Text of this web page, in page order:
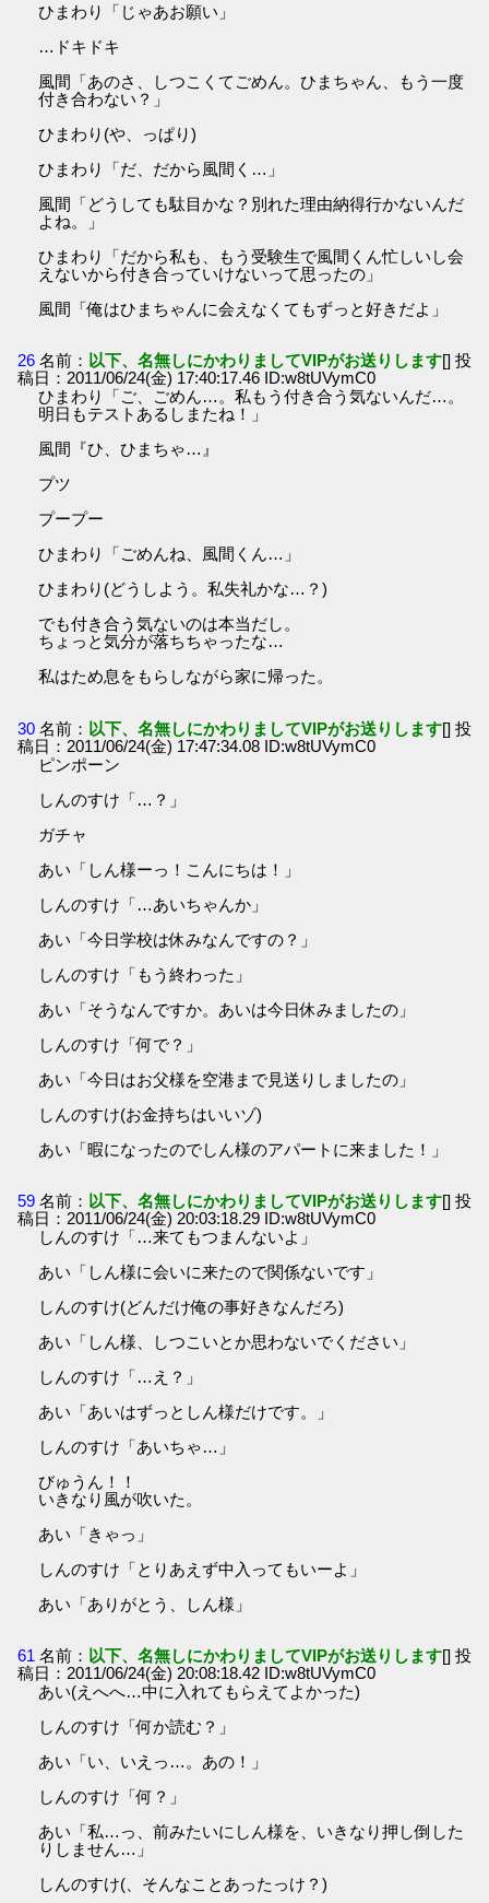
ひまわり「じゃあお願い」
…ドキドキ
風間「あのさ、しつこくてごめん。ひまちゃん、もう一度
付き合わない？」
ひまわり(や、っぱり)
ひまわり「だ、だから風間く…」
風間「どうしても駄目かな？別れた理由納得行かないんだ
よね。」
ひまわり「だから私も、もう受験生で風間くん忙しいし会
えないから付き合っていけないって思ったの」
風間「俺はひまちゃんに会えなくてもずっと好きだよ」
26 名前： 以下、名無しにかわりましてVIPがお送りします[] 投
稿日：2011/06/24(金) 17:40:17.46 ID:w8tUVymC0
ひまわり「ご、ごめん…。私もう付き合う気ないんだ…。
明日もテストあるしまたね！」
風間『ひ、ひまちゃ…』
プツ
プープー
ひまわり「ごめんね、風間くん…」
ひまわり(どうしよう。私失礼かな…？)
でも付き合う気ないのは本当だし。
ちょっと気分が落ちちゃったな…
私はため息をもらしながら家に帰った。
30 名前： 以下、名無しにかわりましてVIPがお送りします[] 投
稿日：2011/06/24(金) 17:47:34.08 ID:w8tUVymC0
ピンポーン
しんのすけ「…？」
ガチャ
あい「しん様ーっ！こんにちは！」
しんのすけ「…あいちゃんか」
あい「今日学校は休みなんですの？」
しんのすけ「もう終わった」
あい「そうなんですか。あいは今日休みましたの」
しんのすけ「何で？」
あい「今日はお父様を空港まで見送りしましたの」
しんのすけ(お金持ちはいいゾ)
あい「暇になったのでしん様のアパートに来ました！」
59 名前： 以下、名無しにかわりましてVIPがお送りします[] 投
稿日：2011/06/24(金) 20:03:18.29 ID:w8tUVymC0
しんのすけ「…来てもつまんないよ」
あい「しん様に会いに来たので関係ないです」
しんのすけ(どんだけ俺の事好きなんだろ)
あい「しん様、しつこいとか思わないでください」
しんのすけ「…え？」
あい「あいはずっとしん様だけです。」
しんのすけ「あいちゃ…」
びゅうん！！
いきなり風が吹いた。
あい「きゃっ」
しんのすけ「とりあえず中入ってもいーよ」
あい「ありがとう、しん様」
61 名前： 以下、名無しにかわりましてVIPがお送りします[] 投
稿日：2011/06/24(金) 20:08:18.42 ID:w8tUVymC0
あい(えへへ…中に入れてもらえてよかった)
しんのすけ「何か読む？」
あい「い、いえっ…。あの！」
しんのすけ「何？」
あい「私…っ、前みたいにしん様を、いきなり押し倒した
りしません…」
しんのすけ(、そんなことあったっけ？)